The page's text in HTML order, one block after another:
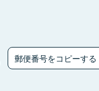
郵便番号をコピーする